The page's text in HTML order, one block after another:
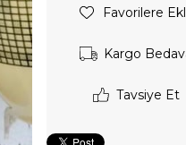
Favorilere
Kargo
Tavsiye Et